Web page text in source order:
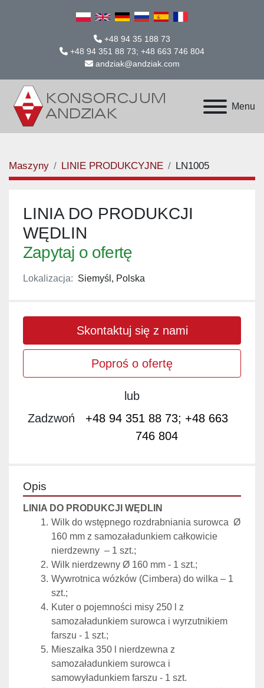
+48 94 35 188 73
+48 94 351 88 73; +48 663 746 804
andziak@andziak.com
Menu
Maszyny LINIE PRODUKCYJNE LN1005
LINIA DO PRODUKCJI
WĘDLIN
Zapytaj o ofertę
Lokalizacja: Siemyśl, Polska
Skontaktuj się z nami
Poproś o ofertę
lub
Zadzwoń
+48 94 351 88 73; +48 663
746 804
Opis
LINIA DO PRODUKCJI WĘDLIN
Wilk do wstępnego rozdrabniania surowca  Ø
160 mm z samozaładunkiem całkowicie
nierdzewny  – 1 szt.;
Wilk nierdzewny Ø 160 mm - 1 szt.;
Wywrotnica wózków (Cimbera) do wilka – 1
szt.;
Kuter o pojemności misy 250 l z
samozaładunkiem surowca i wyrzutnikiem
farszu - 1 szt.;
Mieszałka 350 l nierdzewna z
samozaładunkiem surowca i
samowyładunkiem farszu - 1 szt.